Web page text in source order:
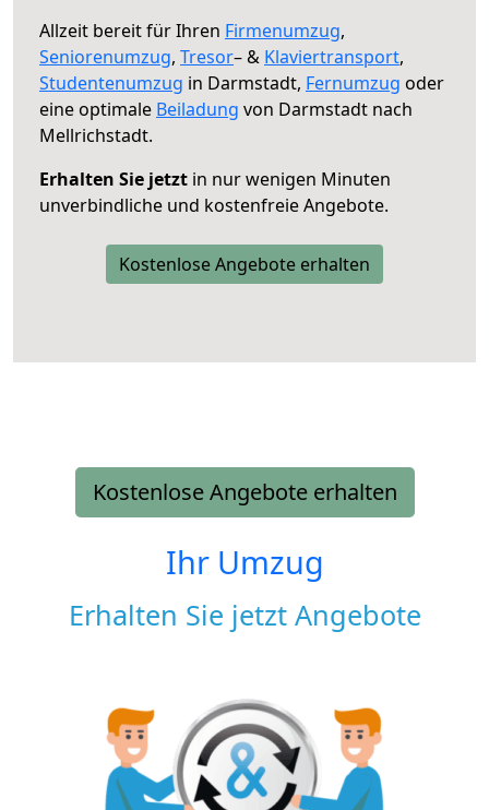
Allzeit bereit für Ihren Firmenumzug,
Seniorenumzug, Tresor– & Klaviertransport,
Studentenumzug in Darmstadt, Fernumzug oder
eine optimale Beiladung von Darmstadt nach
Mellrichstadt.
Erhalten Sie jetzt in nur wenigen Minuten
unverbindliche und kostenfreie Angebote.
Kostenlose Angebote erhalten
Kostenlose Angebote erhalten
Ihr Umzug
Erhalten Sie jetzt Angebote